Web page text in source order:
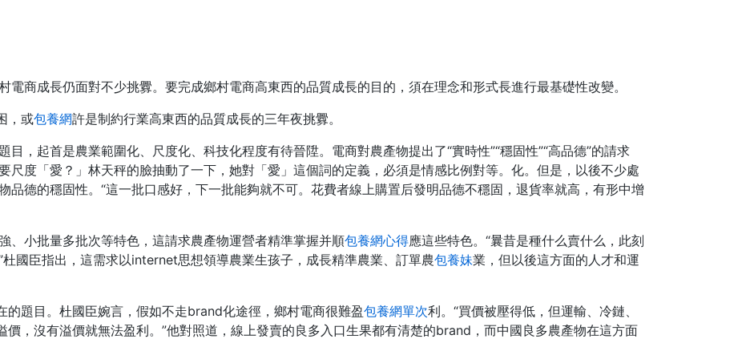
電商成長仍面對不少挑釁。要完成鄉村電商高東西的品質成長的目的，須在理念和形式長進行最基礎性改變。
，或包養網許是制約行業高東西的品質成長的三年夜挑釁。
，起首是農業範圍化、尺度化、科技化程度有待晉陞。電商對農產物提出了“實時性”“穩固性”“高品德”的請求
度「愛？」林天秤的臉抽動了一下，她對「愛」這個詞的定義，必須是情感比例對等。化。但是，以後不少處
品德的穩固性。“這一批口感好，下一批能夠就不可。花費者線上購置后發明品德不穩固，退貨率就高，有形中增
、小批量多批次等特色，這請求農產物運營者精準掌握并順包養網心得應這些特色。“曩昔是種什么賣什么，此刻
國臣指出，這需求以internet思想領導農業生孩子，成長精準農業、訂單農包養妹業，但以後這方面的人才和運
題目。杜國臣婉言，假如不走brand化途徑，鄉村電商很難盈包養網單次利。“買價被壓得低，但運輸、冷鏈、
，沒有溢價就無法盈利。”他對照道，線上發賣的良多入口生果都有清楚的brand，而中國良多農產物在這方面